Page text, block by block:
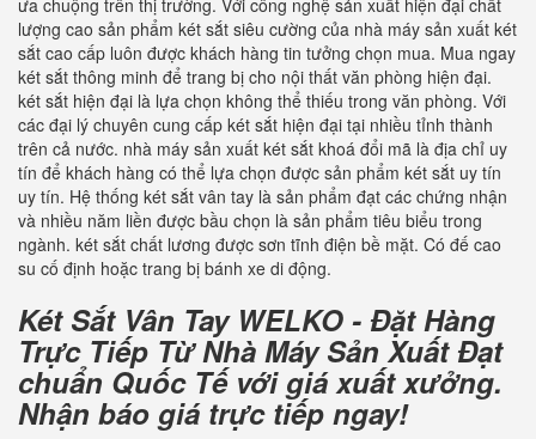
ưa chuộng trên thị trường. Với công nghệ sản xuất hiện đại chất
lượng cao sản phẩm két sắt siêu cường của nhà máy sản xuất két
sắt cao cấp luôn được khách hàng tin tưởng chọn mua. Mua ngay
két sắt thông minh để trang bị cho nội thất văn phòng hiện đại.
két sắt hiện đại là lựa chọn không thể thiếu trong văn phòng. Với
các đại lý chuyên cung cấp két sắt hiện đại tại nhiều tỉnh thành
trên cả nước. nhà máy sản xuất két sắt khoá đổi mã là địa chỉ uy
tín để khách hàng có thể lựa chọn được sản phẩm két sắt uy tín
uy tín. Hệ thống két sắt vân tay là sản phẩm đạt các chứng nhận
và nhiều năm liền được bầu chọn là sản phẩm tiêu biểu trong
ngành. két sắt chất lương được sơn tĩnh điện bề mặt. Có đế cao
su cố định hoặc trang bị bánh xe di động.
Két Sắt Vân Tay WELKO - Đặt Hàng
Trực Tiếp Từ Nhà Máy Sản Xuất Đạt
chuẩn Quốc Tế với giá xuất xưởng.
Nhận báo giá trực tiếp ngay!